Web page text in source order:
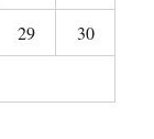
29
30